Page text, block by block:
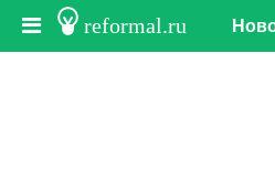
reformal.ru